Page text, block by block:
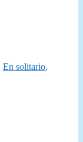
En solitario,